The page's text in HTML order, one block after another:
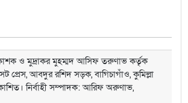
ও মুদ্রাকর মুহম্মদ আসিফ তরুণাভ কর্তৃক
প্রেস, আবদুর রশিদ সড়ক, বাগিচাগাঁও, কুমিল্লা
নির্বাহী সম্পাদক: আরিফ অরুণাভ,